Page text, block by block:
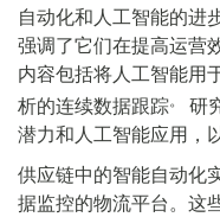
自动化和人工智能的进
强调了它们在提高运营
内容包括将人工智能用
析的连续数据跟踪。
研
潜力和人工智能应用，
供应链中的智能自动化
据监控的物流平台。这